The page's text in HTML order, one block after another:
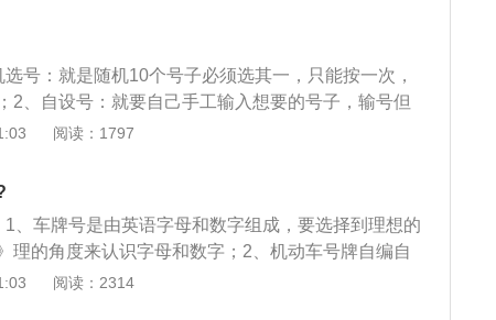
号：就是随机10个号子必须选其一，只能按一次，
2、自设号：就要自己手工输入想要的号子，输号但
定是数字开头，有时是英文开始，中间插英文也有可
在等待的情况下可能会被别人群殴哦），自设号要等
流程走错。
阅读：1797
、车牌号是由英语字母和数字组成，要选择到理想的
理的角度来认识字母和数字；2、机动车号牌自编自
为自编自选号牌号码时第一位必须选择英文字母，后
阅读：2314